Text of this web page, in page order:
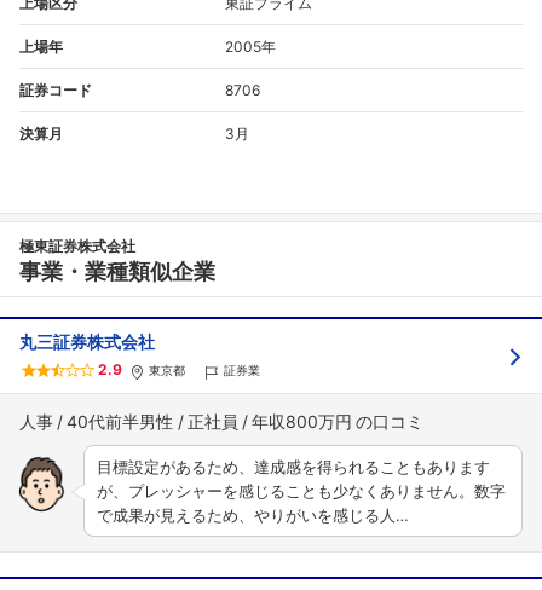
上場年 2005年
証券コード 8706
決算月 3月
極東証券株式会社
事業・業種類似企業
丸三証券株式会社
2.9 東京都 証券業
人事 40代前半男性 正社員 年収800万円
目標設定があるため、達成感を得られることもあります
が、プレッシャーを感じることも少なくありません。数字
で成果が見えるため、やりがいを感じる人…